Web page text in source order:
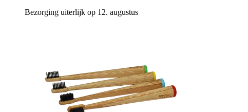
Bezorging uiterlijk op 12. augustus